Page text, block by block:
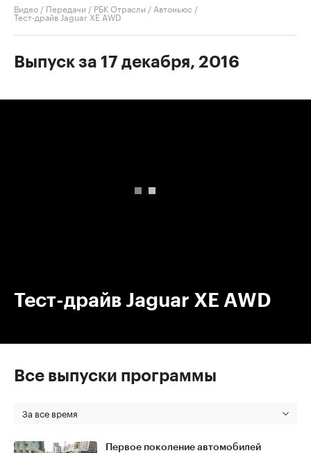
Видео / Передачи / РБК Отрасли / Автоньюс /
Тест-драйв Jaguar XE AWD
Выпуск за 17 декабря, 2016
Тест-драйв Jaguar XE AWD
Все выпуски программы
За все время
Первое поколение автомобилей